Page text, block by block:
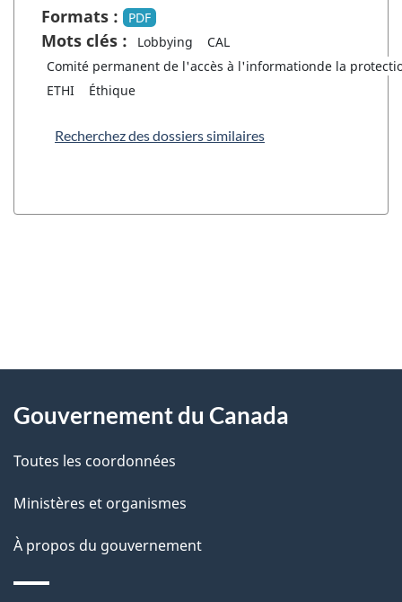
Formats :
PDF
Mots clés : Lobbying
CAL
Comité permanent de l'accès à l'informationde la
ETHI
Éthique
Recherchez des dossiers similaires
D
t
a
l
s
propos
ce
site
Gouvernement du Canada
Toutes les coordonnées
Ministères et organismes
À propos du gouvernement